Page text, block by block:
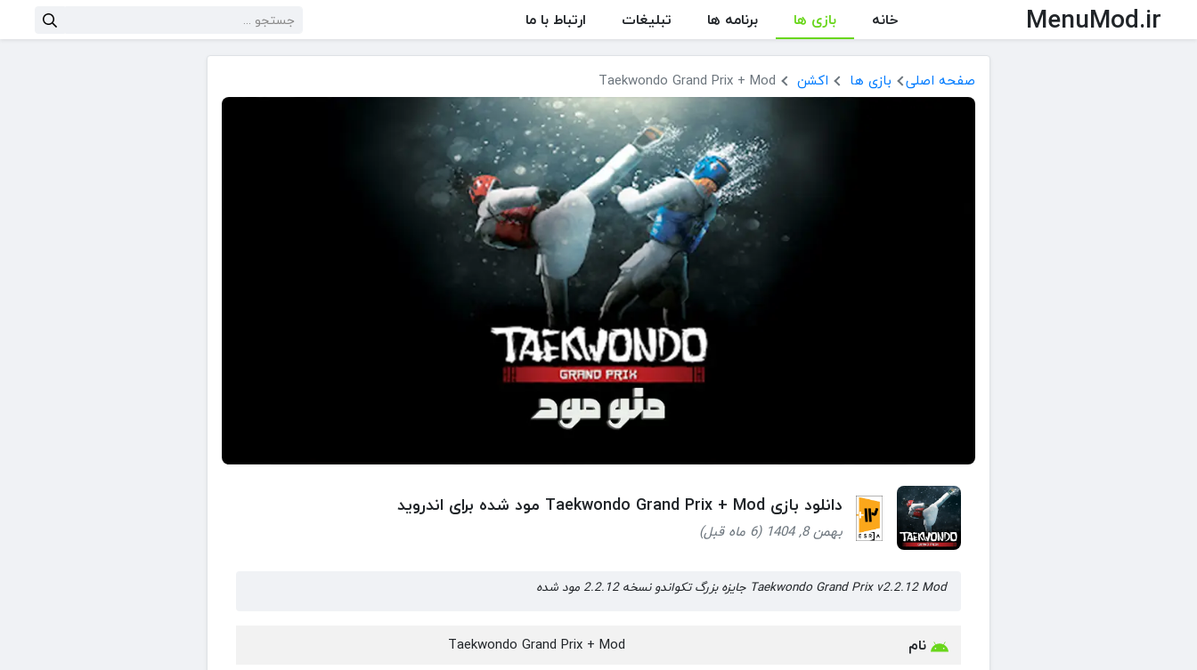
MenuMod.ir خانه بازی ها برنامه ها تبلیغات ارتباط با ما
صفحه اصلی بازی ها اکشن Taekwondo Grand Prix + Mod
دانلود بازی Taekwondo Grand Prix + Mod مود شده برای اندروید
بهمن 8, 1404 (6 ماه قبل)
Taekwondo Grand Prix v2.2.12 Mod جایزه بزرگ تکواندو نسخه 2.2.12 مود شده
نام Taekwondo Grand Prix + Mod